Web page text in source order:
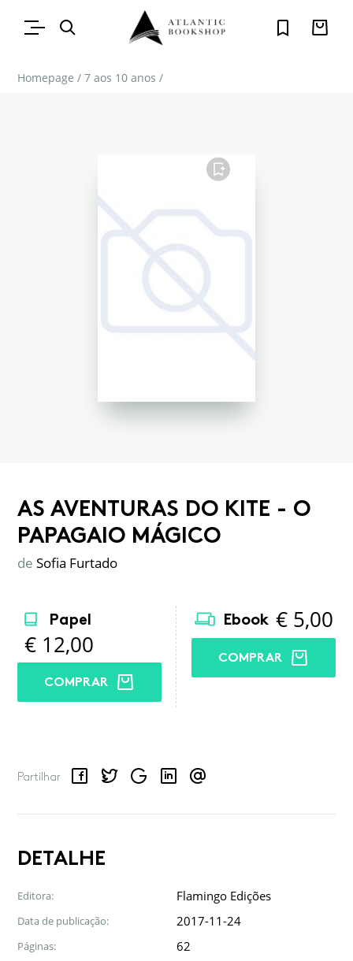
Homepage / 7 aos 10 anos /
FAVORITO
AS AVENTURAS DO KITE - O
PAPAGAIO MÁGICO
de Sofia Furtado
Papel
€ 12,00
COMPRAR
Ebook € 5,00
COMPRAR
Partilhar
FacebookTwitterGoogle LinkedInEmail
DETALHE
Editora: Flamingo Edições
Data de publicação: 2017-11-24
Páginas: 62